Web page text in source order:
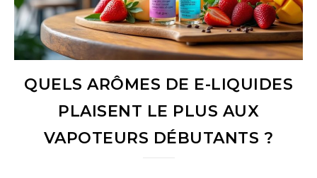
QUELS ARÔMES DE E-LIQUIDES
PLAISENT LE PLUS AUX
VAPOTEURS DÉBUTANTS ?